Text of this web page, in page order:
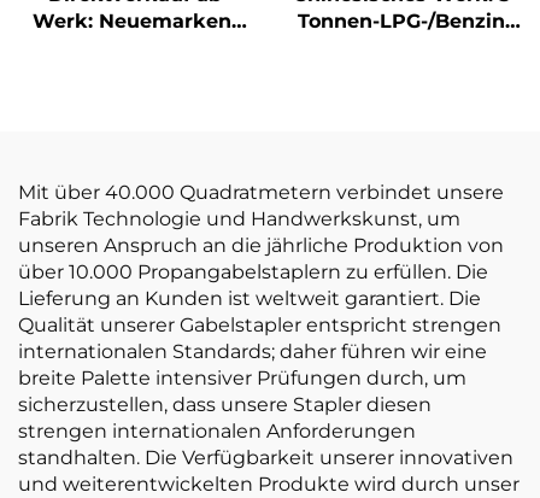
Werk: Neuemarken-
Tonnen-LPG-/Benzin-
Mit über 40.000 Quadratmetern verbindet unsere
Fabrik Technologie und Handwerkskunst, um
unseren Anspruch an die jährliche Produktion von
über 10.000 Propangabelstaplern zu erfüllen. Die
Lieferung an Kunden ist weltweit garantiert. Die
Qualität unserer Gabelstapler entspricht strengen
internationalen Standards; daher führen wir eine
breite Palette intensiver Prüfungen durch, um
sicherzustellen, dass unsere Stapler diesen
strengen internationalen Anforderungen
standhalten. Die Verfügbarkeit unserer innovativen
und weiterentwickelten Produkte wird durch unser